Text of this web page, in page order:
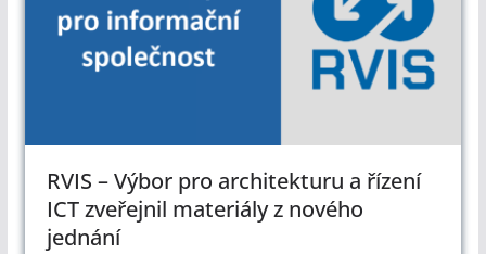
RVIS – Výbor pro architekturu a řízení
ICT zveřejnil materiály z nového
jednání